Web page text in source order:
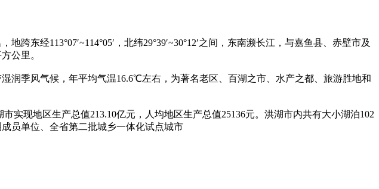
经113°07′~114°05′，北纬29°39′~30°12′之间，东南濒长江，与嘉鱼县、赤壁市及
公里。
润季风气候，年平均气温16.6℃左右，为著名老区、百湖之市、水产之都、旅游胜地和
实现地区生产总值213.10亿元，人均地区生产总值25136元。洪湖市内共有大小湖泊102
员单位、全省第二批城乡一体化试点城市